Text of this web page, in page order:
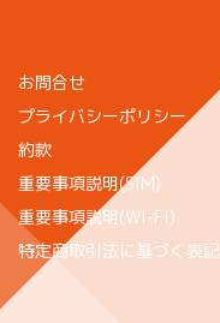
お問合せ
プライバシーポリシー
約款
重要事項説明(SIM)
重要事項説明(WI-FI)
特定商取引法に基づく表記